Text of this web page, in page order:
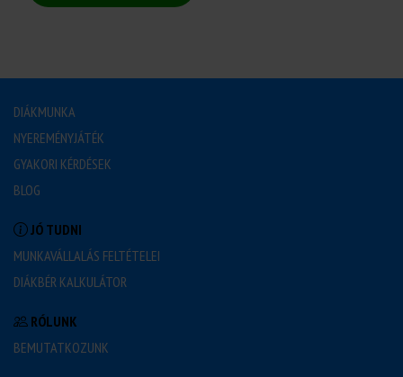
DIÁKMUNKA
NYEREMÉNYJÁTÉK
GYAKORI KÉRDÉSEK
BLOG
JÓ TUDNI
MUNKAVÁLLALÁS FELTÉTELEI
DIÁKBÉR KALKULÁTOR
RÓLUNK
BEMUTATKOZUNK